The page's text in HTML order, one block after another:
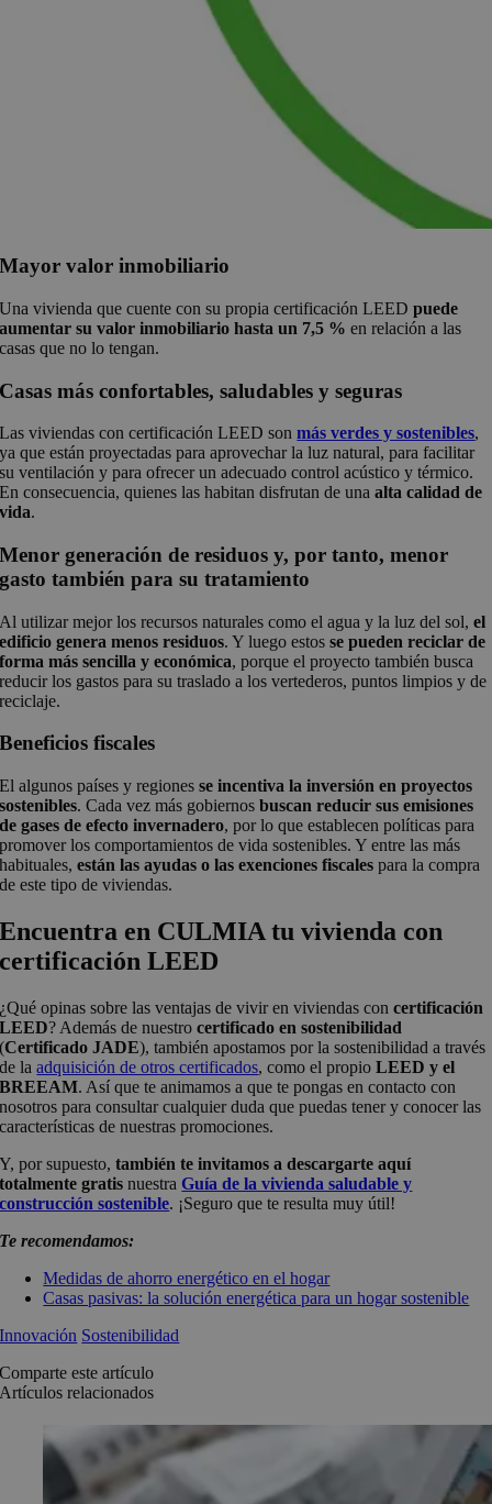
Mayor valor inmobiliario
Una vivienda que cuente con su propia certificación LEEDpuede
aumentar su valor inmobiliario hasta un 7,5 % en relación a las
casas que no lo tengan.
Casas más confortables, saludables y seguras
Las viviendas con certificación LEED sonmás verdes y sostenibles,
ya que están proyectadas para aprovechar la luz natural, para facilitar
su ventilación y para ofrecer un adecuado control acústico y térmico.
En consecuencia, quienes las habitan disfrutan de unaalta calidad de
vida.
Menor generación de residuos y, por tanto, menor
gasto también para su tratamiento
Al utilizar mejor los recursos naturales como el agua y la luz del sol,el
edificio genera menos residuos. Y luego estosse pueden reciclar de
forma más sencilla y económica, porque el proyecto también busca
reducir los gastos para su traslado a los vertederos, puntos limpios y de
reciclaje.
Beneficios fiscales
El algunos países y regionesse incentiva la inversión en proyectos
sostenibles. Cada vez más gobiernosbuscan reducir sus emisiones
de gases de efecto invernadero, por lo que establecen políticas para
promover los comportamientos de vida sostenibles. Y entre las más
habituales,están las ayudas o las exenciones fiscales para la compra
de este tipo de viviendas.
Encuentra en CULMIA tu vivienda con
certificación LEED
¿Qué opinas sobre las ventajas de vivir en viviendas concertificación
LEED? Además de nuestrocertificado en sostenibilidad
(Certificado JADE), también apostamos por la sostenibilidad a través
de laadquisición de otros certificados, como el propioLEED y el
BREEAM. Así que te animamos a que te pongas en contacto con
nosotros para consultar cualquier duda que puedas tener y conocer las
características de nuestras promociones.
Y, por supuesto,también te invitamos a descargarte aquí
totalmente gratis nuestraGuía de la vivienda saludable y
construcción sostenible. ¡Seguro que te resulta muy útil!
Te recomendamos:
Medidas de ahorro energético en el hogar
Casas pasivas: la solución energética para un hogar sostenible
Innovación Sostenibilidad
Comparte este artículo
Artículos relacionados